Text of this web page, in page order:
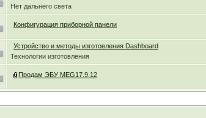
Нет дальнего света
Конфигурация приборной панели
Устройство и методы изготовления Dashboard
Технологии изготовления
Продам ЭБУ МЕG17.9.12